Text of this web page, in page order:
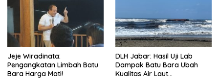
Jeje Wiradinata:
Pengangkatan Limbah Batu
Bara Harga Mati!
DLH Jabar: Hasil Uji Lab
Dampak Batu Bara Ubah
Kualitas Air Laut